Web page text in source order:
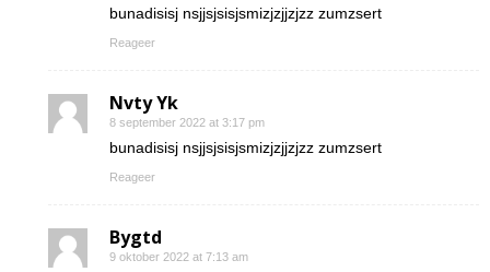
bunadisisj nsjjsjsisjsmizjzjjzjzz zumzsert
Reageer
Nvty Yk
8 september 2022 at 3:17 pm
bunadisisj nsjjsjsisjsmizjzjjzjzz zumzsert
Reageer
Bygtd
9 oktober 2022 at 7:13 am